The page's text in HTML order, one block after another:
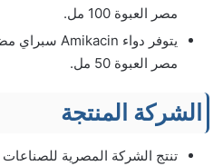
مصر العبوة 100 مل.
مصر العبوة 50 مل.
الشركة المنتجة